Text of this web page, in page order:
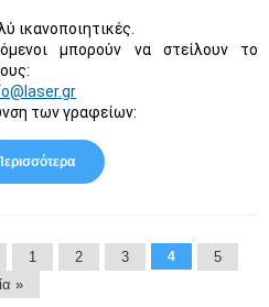
ικανοποιητικές.
μπορούν να στείλουν το
των γραφείων:
Για Αναζήτηση Ιατρικού -
Παραϊατρικού Προσωπικού
1 2 3 4
5
»